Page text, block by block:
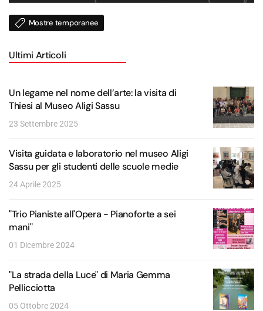
Mostre temporanee
Ultimi Articoli
Un legame nel nome dell’arte: la visita di
Thiesi al Museo Aligi Sassu
23 Settembre 2025
Visita guidata e laboratorio nel museo Aligi
Sassu per gli studenti delle scuole medie
24 Aprile 2025
"Trio Pianiste all'Opera - Pianoforte a sei
mani"
01 Dicembre 2024
"La strada della Luce" di Maria Gemma
Pellicciotta
05 Ottobre 2024